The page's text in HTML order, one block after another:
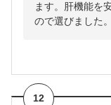
ます。肝機能を
ので選びました。
12